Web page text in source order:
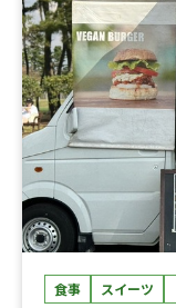
食事 スイーツ